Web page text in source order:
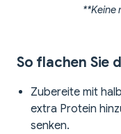
**Keine
So flachen Sie
Zubereite mit
extra Protein
senken.